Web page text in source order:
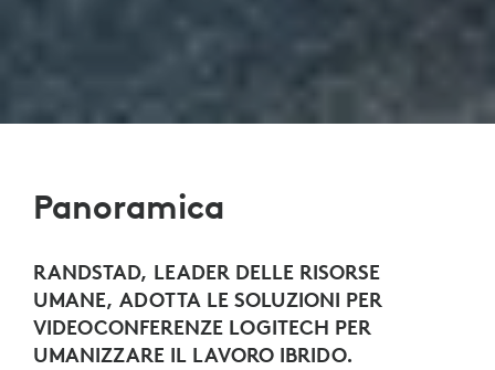
Panoramica
RANDSTAD, LEADER DELLE RISORSE
UMANE, ADOTTA LE SOLUZIONI PER
VIDEOCONFERENZE LOGITECH PER
UMANIZZARE IL LAVORO IBRIDO.